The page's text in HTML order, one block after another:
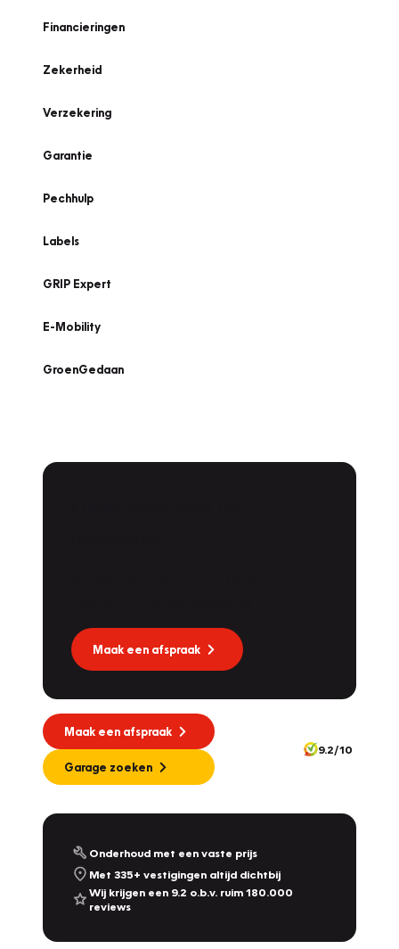
Financieringen
Zekerheid
Verzekering
Garantie
Pechhulp
Labels
GRIP Expert
E-Mobility
GroenGedaan
Maak een afspraak
Maak een afspraak
Garage zoeken
9.2/10
Onderhoud met een vaste prijs
Met 335+ vestigingen altijd dichtbij
Wij krijgen een 9.2 o.b.v. ruim 180.000
reviews